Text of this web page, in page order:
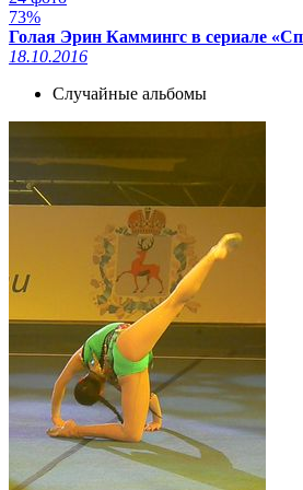
73%
Голая Эрин Каммингс в сериале
18.10.2016
Случайные альбомы